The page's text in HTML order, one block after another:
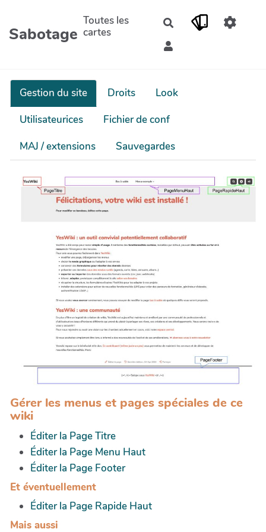
Aller au contenu principal
Sabotage
Toutes les
cartes
Rechercher
Gestion du site Droits
Look
Utilisateurices
Fichier de conf
MAJ / extensions
Sauvegardes
Gérer les menus et pages spéciales de ce
wiki
Éditer la Page Titre
Éditer la Page Menu Haut
Éditer la Page Footer
Et éventuellement
Éditer la Page Rapide Haut
Mais aussi